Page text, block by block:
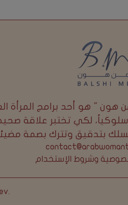
" هو أحد برامج المرأة
لكي تختبر علاقة
بتدقيق وتترك بصمة
وشروط الإستخدام
.